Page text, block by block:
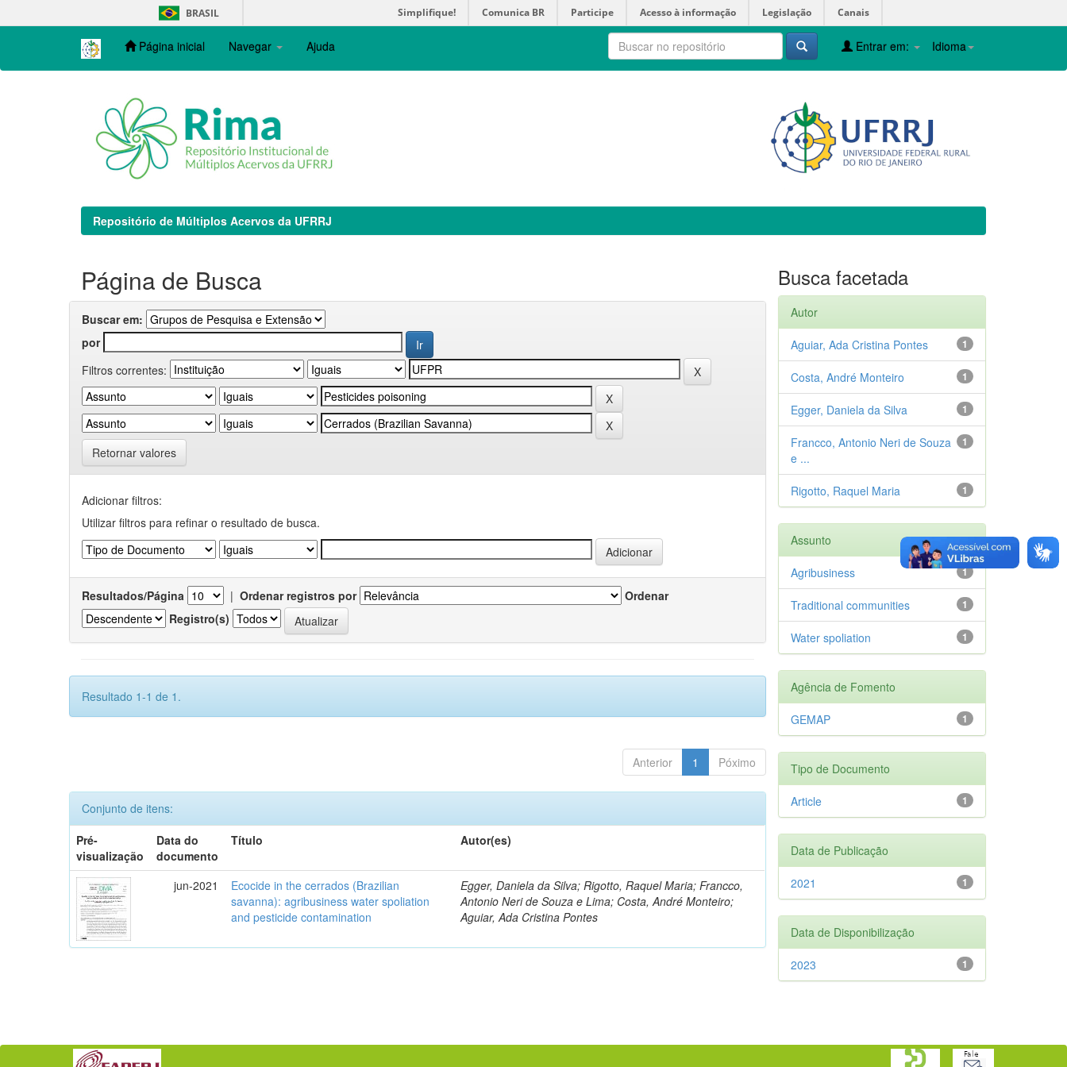
navigation
BRASIL Simplifique! Comunica BR Participe Acesso à informação Legislação Canais
Página inicial Navegar Ajuda Idioma
Entrar em:
Repositório de Múltiplos Acervos da UFRRJ
Página de Busca
Buscar em:
por
Filtros correntes:
Retornar valores
Adicionar filtros:
Utilizar filtros para refinar o resultado de busca.
Resultados/Página | Ordenar registros por
Ordenar
Registro(s)
Resultado 1-1 de 1.
Anterior 1 Póximo
Conjunto de itens:
Pré-
visualização
Data do
documento
Título Autor(es)
jun-2021
Ecocide in the cerrados (Brazilian
savanna): agribusiness water spoliation
and pesticide contamination
Egger, Daniela da Silva; Rigotto, Raquel Maria; Francco,
Antonio Neri de Souza e Lima; Costa, André Monteiro;
Aguiar, Ada Cristina Pontes
Busca facetada
Autor
1
Aguiar, Ada Cristina Pontes
1
Costa, André Monteiro
1
Egger, Daniela da Silva
1
Francco, Antonio Neri de Souza
e ...
1
Rigotto, Raquel Maria
Assunto
1
Agribusiness
1
Traditional communities
1
Water spoliation
Agência de Fomento
1
GEMAP
Tipo de Documento
1
Article
Data de Publicação
1
2021
Data de Disponibilização
1
2023